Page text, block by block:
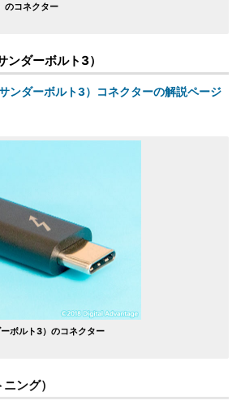
のコネクター
ダーボルト3）
ダーボルト3）コネクターの解説ページ
ボルト3）のコネクター
ング）